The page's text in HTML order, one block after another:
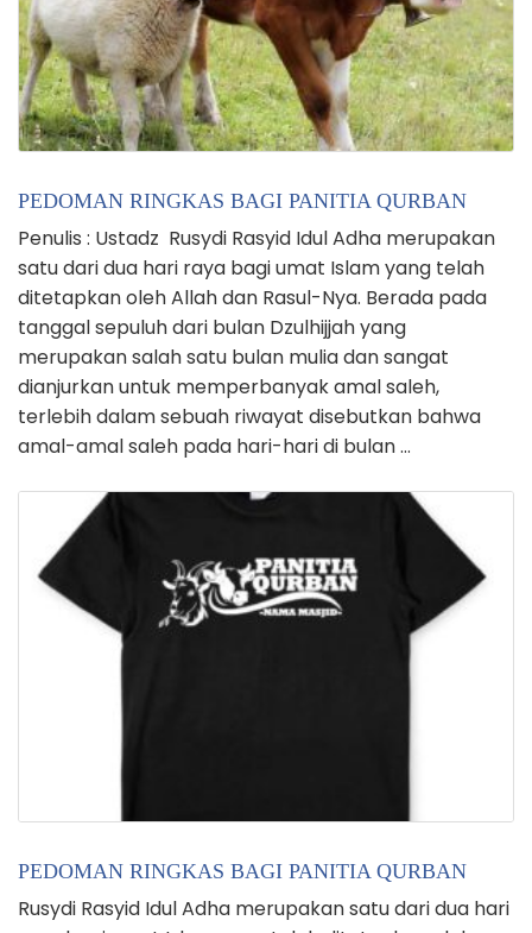
PEDOMAN RINGKAS BAGI PANITIA QURBAN
Penulis : Ustadz Rusydi Rasyid Idul Adha merupakan
satu dari dua hari raya bagi umat Islam yang telah
ditetapkan oleh Allah dan Rasul-Nya. Berada pada
tanggal sepuluh dari bulan Dzulhijjah yang
merupakan salah satu bulan mulia dan sangat
dianjurkan untuk memperbanyak amal saleh,
terlebih dalam sebuah riwayat disebutkan bahwa
amal-amal saleh pada hari-hari di bulan …
PEDOMAN RINGKAS BAGI PANITIA QURBAN
Rusydi Rasyid Idul Adha merupakan satu dari dua hari